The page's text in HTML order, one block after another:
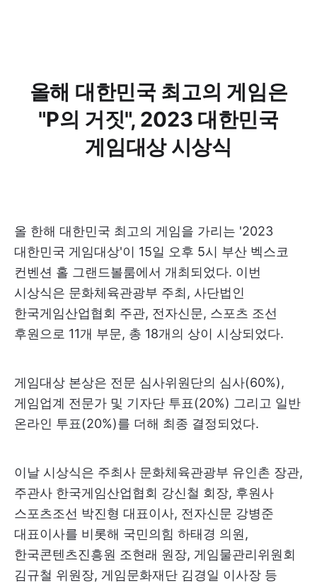
올해 대한민국 최고의 게임은
"P의 거짓", 2023 대한민국
게임대상 시상식
올 한해 대한민국 최고의 게임을 가리는 '2023
대한민국 게임대상'이 15일 오후 5시 부산 벡스코
컨벤션 홀 그랜드볼룸에서 개최되었다. 이번
시상식은 문화체육관광부 주최, 사단법인
한국게임산업협회 주관, 전자신문, 스포츠 조선
후원으로 11개 부문, 총 18개의 상이 시상되었다.
게임대상 본상은 전문 심사위원단의 심사(60%),
게임업계 전문가 및 기자단 투표(20%) 그리고 일반
온라인 투표(20%)를 더해 최종 결정되었다.
이날 시상식은 주최사 문화체육관광부 유인촌 장관,
주관사 한국게임산업협회 강신철 회장, 후원사
스포츠조선 박진형 대표이사, 전자신문 강병준
대표이사를 비롯해 국민의힘 하태경 의원,
한국콘텐츠진흥원 조현래 원장, 게임물관리위원회
김규철 위원장, 게임문화재단 김경일 이사장 등